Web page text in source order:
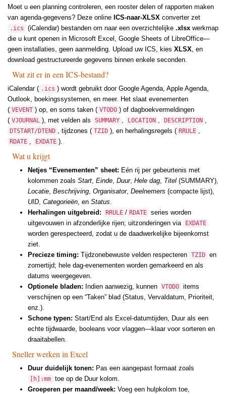
Moet u een planning controleren, een rooster delen of rapporten maken
van agenda-gegevens? Deze online ICS-naar-XLSX converter zet
.ics (iCalendar) bestanden om naar een overzichtelijke .xlsx werkmap
die u kunt openen in Microsoft Excel, Google Sheets of LibreOffice—
geen installaties, geen aanmelding. Upload uw ICS, kies XLSX, en
download gestructureerde gegevens binnen enkele seconden.
Wat zit er in een ICS-bestand?
iCalendar ( .ics ) wordt gebruikt door Google Agenda, Apple Agenda,
Outlook, boekingssystemen, en meer. Het slaat evenementen
( VEVENT ) op, en soms taken ( VTODO ) of dagboekvermeldingen
( VJOURNAL ), met velden als SUMMARY , LOCATION , DESCRIPTION ,
DTSTART/DTEND , tijdzones ( TZID ), en herhalingsregels ( RRULE ,
RDATE , EXDATE ).
Wat u krijgt
Netjes “Evenementen” sheet: Eén rij per gebeurtenis met
kolommen zoals Start, Einde, Duur, Hele dag, Titel (SUMMARY),
Locatie, Beschrijving, Organisator, Deelnemers (compacte lijst),
UID, Categorieën, en Status.
Herhalingen uitgebreid:
RRULE / RDATE series worden
uitgevouwen in afzonderlijke rijen; uitzonderingen via
EXDATE
worden gerespecteerd, zodat u de daadwerkelijke bijeenkomst
ziet.
Precieze timing: Tijdzonebewuste velden respecteren TZID en
zomertijd; hele dag-evenementen worden gemarkeerd en als
datums weergegeven.
Optionele bladen: Indien aanwezig, kunnen VTODO items
verschijnen op een “Taken” blad (Status, Vervaldatum, Prioriteit,
enz.).
Schone typen: Start/End als Excel-datumtijden, Duur als een
echte tijdwaarde, booleans voor vlaggen—klaar voor sorteren en
draaitabellen.
Sneller werken in Excel
Duur duidelijk tonen: Pas een aangepast formaat zoals
[h]:mm toe op de Duur kolom.
Groeperen per maand/week: Voeg een hulpkolom toe,